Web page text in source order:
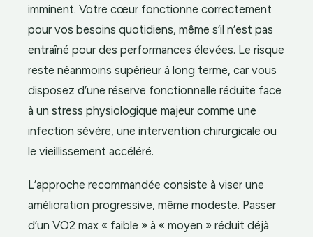
imminent. Votre cœur fonctionne correctement
pour vos besoins quotidiens, même s’il n’est pas
entraîné pour des performances élevées. Le risque
reste néanmoins supérieur à long terme, car vous
disposez d’une réserve fonctionnelle réduite face
à un stress physiologique majeur comme une
infection sévère, une intervention chirurgicale ou
le vieillissement accéléré.
L’approche recommandée consiste à viser une
amélioration progressive, même modeste. Passer
d’un VO2 max « faible » à « moyen » réduit déjà